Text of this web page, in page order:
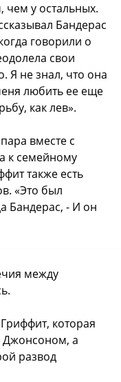
у остальных.
Бандерас
говорили о
свои
Я не знал, что она
любить ее еще
как лев».
вместе с
к семейному
также есть
«Это был
Бандерас, - И он
между
которая
а
развод